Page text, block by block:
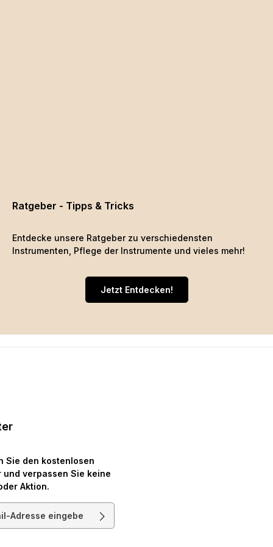
Ratgeber - Tipps & Tricks
Entdecke unsere Ratgeber zu verschiedensten
Instrumenten, Pflege der Instrumente und vieles mehr!
Jetzt Entdecken!
Sie den kostenlosen
und verpassen Sie keine
Aktion.